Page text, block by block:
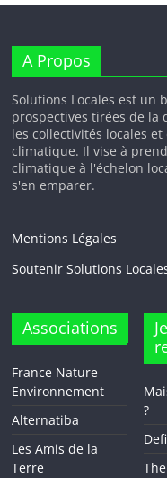
A Propos
Solutions Locales est un
prospectives tirées de la
les collectivités locales
climatique. Il vise à
climatique à l'échelon
s'en emparer.
Mentions Légales
Soutenir Solutions
Associations
France Nature
Environnement
Alternatiba
Les Amis de la
Terre
Je
?